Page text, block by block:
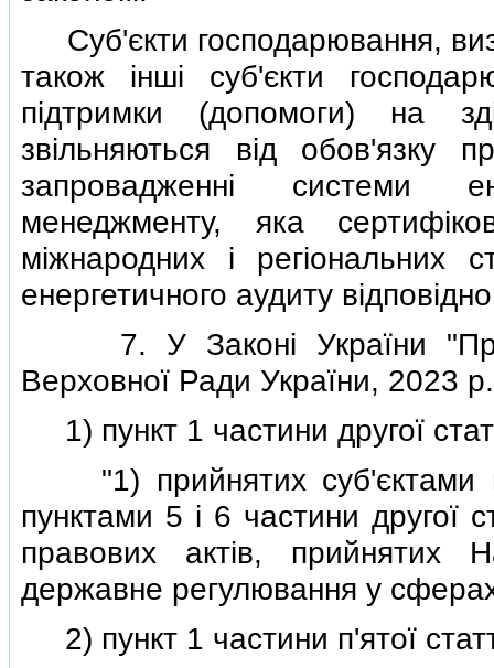
Суб'єкти господарювання,
також iншi суб'єкти
пiдтримки (допомоги) на
звiльняються вiд обов'язку
запровадженнi системи
менеджменту, яка
мiжнародних i регiональних
енергетичного аудиту
7. У Законi України "Про
Верховної Ради України, 2023
1) пункт 1 частини другої
"1) прийнятих суб'єктами
пунктами 5 i 6 частини другої
правових актiв, прийнятих
державне регулювання у
2) пункт 1 частини п'ятої